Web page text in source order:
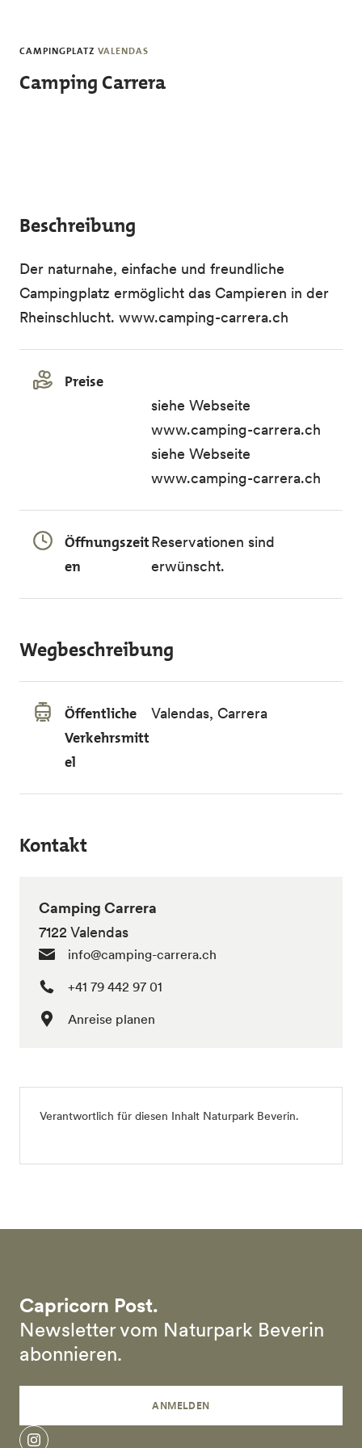
CAMPINGPLATZ VALENDAS
Camping Carrera
Beschreibung
Der naturnahe, einfache und freundliche
Campingplatz ermöglicht das Campieren in der
Rheinschlucht. www.camping-carrera.ch
Preise
siehe Webseite
www.camping-carrera.ch
siehe Webseite
www.camping-carrera.ch
Öffnungszeit
en
Reservationen sind
erwünscht.
Wegbeschreibung
Öffentliche
Verkehrsmitt
el
Valendas, Carrera
Kontakt
Camping Carrera
7122 Valendas
info@camping-carrera.ch
+41 79 442 97 01
Anreise planen
Verantwortlich für diesen Inhalt Naturpark Beverin.
Capricorn Post.
Newsletter vom Naturpark Beverin
abonnieren.
ANMELDEN